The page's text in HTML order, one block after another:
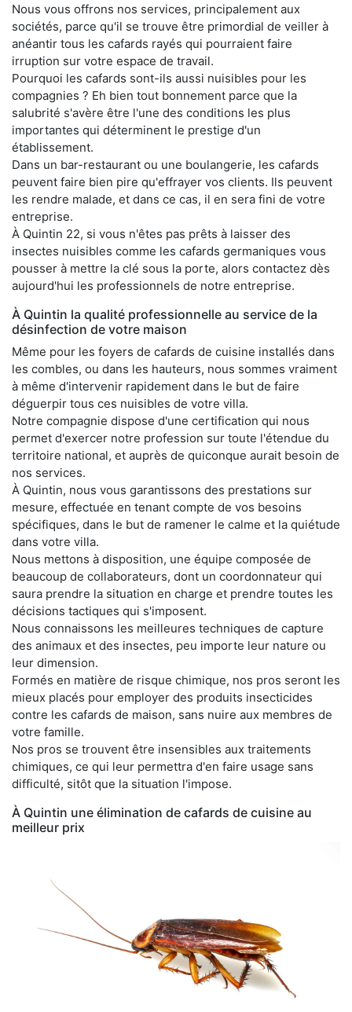
Nous vous offrons nos services, principalement aux
sociétés, parce qu'il se trouve être primordial de veiller à
anéantir tous les cafards rayés qui pourraient faire
irruption sur votre espace de travail.
Pourquoi les cafards sont-ils aussi nuisibles pour les
compagnies ? Eh bien tout bonnement parce que la
salubrité s'avère être l'une des conditions les plus
importantes qui déterminent le prestige d'un
établissement.
Dans un bar-restaurant ou une boulangerie, les cafards
peuvent faire bien pire qu'effrayer vos clients. Ils peuvent
les rendre malade, et dans ce cas, il en sera fini de votre
entreprise.
À Quintin 22, si vous n'êtes pas prêts à laisser des
insectes nuisibles comme les cafards germaniques vous
pousser à mettre la clé sous la porte, alors contactez dès
aujourd'hui les professionnels de notre entreprise.
À Quintin la qualité professionnelle au service de la
désinfection de votre maison
Même pour les foyers de cafards de cuisine installés dans
les combles, ou dans les hauteurs, nous sommes vraiment
à même d'intervenir rapidement dans le but de faire
déguerpir tous ces nuisibles de votre villa.
Notre compagnie dispose d'une certification qui nous
permet d'exercer notre profession sur toute l'étendue du
territoire national, et auprès de quiconque aurait besoin de
nos services.
À Quintin, nous vous garantissons des prestations sur
mesure, effectuée en tenant compte de vos besoins
spécifiques, dans le but de ramener le calme et la quiétude
dans votre villa.
Nous mettons à disposition, une équipe composée de
beaucoup de collaborateurs, dont un coordonnateur qui
saura prendre la situation en charge et prendre toutes les
décisions tactiques qui s'imposent.
Nous connaissons les meilleures techniques de capture
des animaux et des insectes, peu importe leur nature ou
leur dimension.
Formés en matière de risque chimique, nos pros seront les
mieux placés pour employer des produits insecticides
contre les cafards de maison, sans nuire aux membres de
votre famille.
Nos pros se trouvent être insensibles aux traitements
chimiques, ce qui leur permettra d'en faire usage sans
difficulté, sitôt que la situation l'impose.
À Quintin une élimination de cafards de cuisine au
meilleur prix